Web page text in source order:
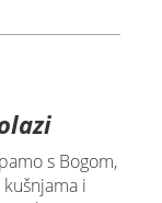
s Bogom,
i